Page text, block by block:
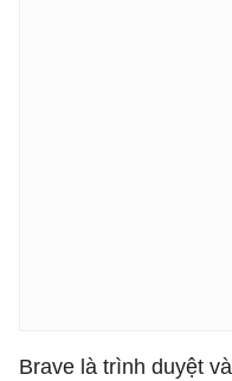
Brave là trình duyệt